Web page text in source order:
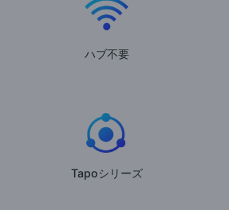
ハブ不要
Tapoシリーズ